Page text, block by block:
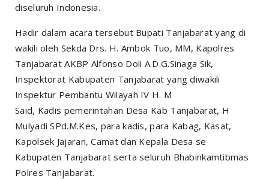
diseluruh Indonesia.
Hadir dalam acara tersebut Bupati Tanjabarat yang di
wakili oleh Sekda Drs. H. Ambok Tuo, MM, Kapolres
Tanjabarat AKBP Alfonso Doli A.D.G.Sinaga Sik,
Inspektorat Kabupaten Tanjabarat yang diwakili
Inspektur Pembantu Wilayah IV H. M
Said, Kadis pemerintahan Desa Kab Tanjabarat, H
Mulyadi SPd.M.Kes, para kadis, para Kabag, Kasat,
Kapolsek Jajaran, Camat dan Kepala Desa se
Kabupaten Tanjabarat serta seluruh Bhabinkamtibmas
Polres Tanjabarat.